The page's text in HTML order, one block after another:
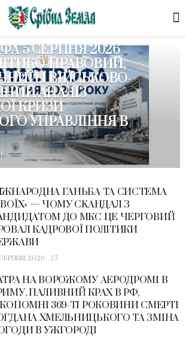
5 СЕРПНЯ 2026
ПРАВОВИЙ,
І ВІЙСЬКОВО-
АНАЛІЗ
КРИЗИ
УПРАВЛІННЯ В
ГАНЬБА ТА СИСТЕМА
— ЧОМУ СKАНДАЛ З
ДО МКС ЦЕ ЧЕРГОВИЙ
КАДРОВОЇ ПОЛІТИКИ
2026 7
НА ВОРОЖОМУ АЕРОДРОМІ В
ПАЛИВНИЙ КРАХ В РФ,
369-ТІ РОКОВИНИ СМЕРТІ
ХМЕЛЬНИЦЬКОГО ТА ЗМІНА
В УЖГОРОДІ